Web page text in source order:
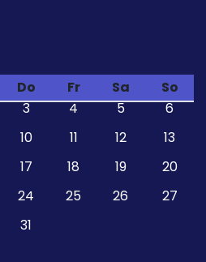
Do Fr Sa
So
3 4 5
6
10 11 12
13
17 18 19
20
24 25 26
27
31